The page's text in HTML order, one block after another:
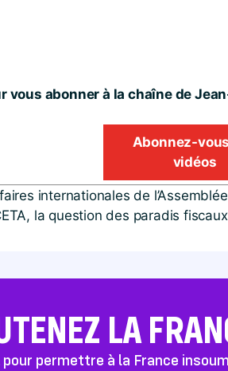
vous abonner à la chaîne de
Abonnez-
vidéos
internationales de
la question des paradis
LA
permettre à la France